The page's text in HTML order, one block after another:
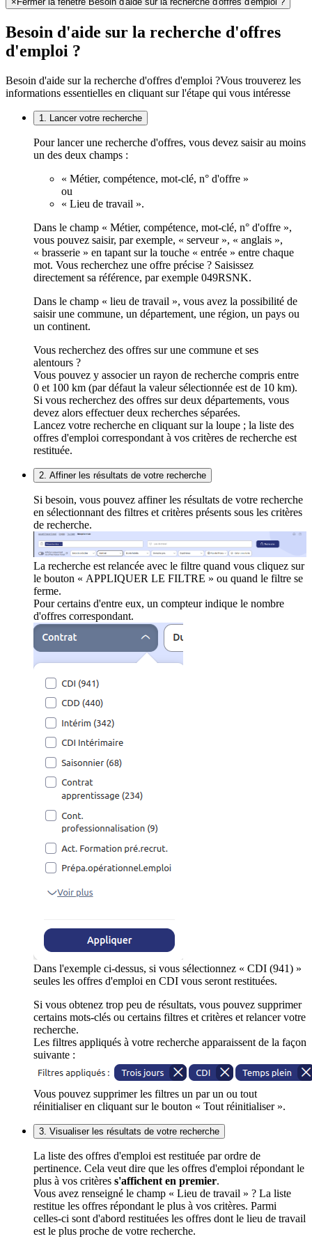
Besoin d'aide sur la recherche d'offres
d'emploi ?
Besoin d'aide sur la recherche d'offres d'emploi ?Vous trouverez les
informations essentielles en cliquant sur l'étape qui vous intéresse
1. Lancer votre recherche
Pour lancer une recherche d'offres, vous devez saisir au moins
un des deux champs :
« Métier, compétence, mot-clé, n° d'offre »
ou
« Lieu de travail ».
Dans le champ « Métier, compétence, mot-clé, n° d'offre »,
vous pouvez saisir, par exemple, « serveur », « anglais »,
« brasserie » en tapant sur la touche « entrée » entre chaque
mot. Vous recherchez une offre précise ? Saisissez
directement sa référence, par exemple 049RSNK.
Dans le champ « lieu de travail », vous avez la possibilité de
saisir une commune, un département, une région, un pays ou
un continent.
Vous recherchez des offres sur une commune et ses
alentours ?
Vous pouvez y associer un rayon de recherche compris entre
0 et 100 km (par défaut la valeur sélectionnée est de 10 km).
Si vous recherchez des offres sur deux départements, vous
devez alors effectuer deux recherches séparées.
Lancez votre recherche en cliquant sur la loupe ; la liste des
offres d'emploi correspondant à vos critères de recherche est
restituée.
2. Affiner les résultats de votre recherche
Si besoin, vous pouvez affiner les résultats de votre recherche
en sélectionnant des filtres et critères présents sous les critères
de recherche.
La recherche est relancée avec le filtre quand vous cliquez sur
le bouton « APPLIQUER LE FILTRE » ou quand le filtre se
ferme.
Pour certains d'entre eux, un compteur indique le nombre
d'offres correspondant.
Dans l'exemple ci-dessus, si vous sélectionnez « CDI (941) »
seules les offres d'emploi en CDI vous seront restituées.
Si vous obtenez trop peu de résultats, vous pouvez supprimer
certains mots-clés ou certains filtres et critères et relancer votre
recherche.
Les filtres appliqués à votre recherche apparaissent de la façon
suivante :
Vous pouvez supprimer les filtres un par un ou tout
réinitialiser en cliquant sur le bouton « Tout réinitialiser ».
3. Visualiser les résultats de votre recherche
La liste des offres d'emploi est restituée par ordre de
pertinence. Cela veut dire que les offres d'emploi répondant le
plus à vos critères s'affichent en premier.
Vous avez renseigné le champ « Lieu de travail » ? La liste
restitue les offres répondant le plus à vos critères. Parmi
celles-ci sont d'abord restituées les offres dont le lieu de travail
est le plus proche de votre recherche.